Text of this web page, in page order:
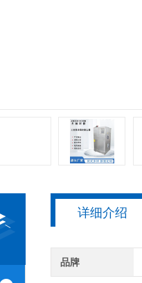
详细介绍
品牌